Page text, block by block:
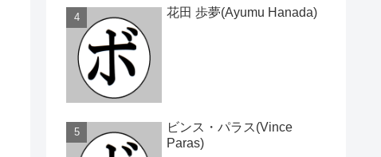
花田 歩夢(Ayumu Hanada)
ビンス・パラス(Vince
Paras)